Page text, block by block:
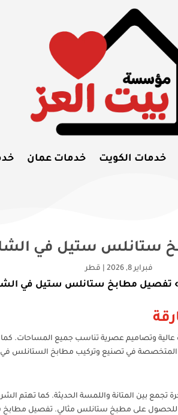
خدمات الكويت خدمات عمان
ستانلس ستيل في
فبراير 8, 2026 قطر
تفصيل مطابخ ستانلس ستيل في
وتصاميم عصرية تناسب جميع المساحات. كما
المتخصصة في تصنيع وتركيب مطابخ
بين المتانة واللمسة الحديثة. كما تهتم
للحصول على مطبخ ستانلس مثالي. تفصيل